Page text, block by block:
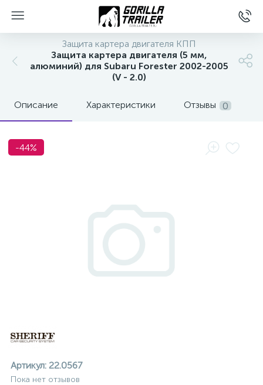
Защита картера двигателя КПП
Защита картера двигателя (5 мм,
алюминий) для Subaru Forester 2002-2005
(V - 2.0)
Описание Характеристики Отзывы 0
-44%
Артикул: 22.0567
Пока нет отзывов